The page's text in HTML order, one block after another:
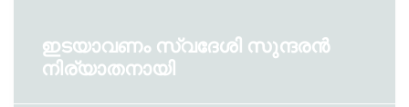
ഇടയാവണം സ്വദേശി സുന്ദരൻ
നിര്യാതനായി